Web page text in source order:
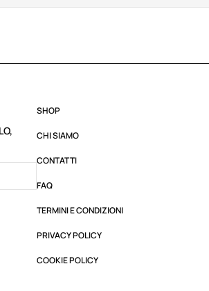
SHOP
CHI SIAMO
CONTATTI
FAQ
TERMINI E CONDIZIONI
PRIVACY POLICY
COOKIE POLICY